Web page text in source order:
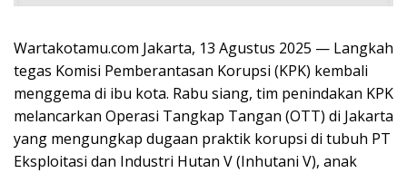
Wartakotamu.com Jakarta, 13 Agustus 2025 — Langkah
tegas Komisi Pemberantasan Korupsi (KPK) kembali
menggema di ibu kota. Rabu siang, tim penindakan KPK
melancarkan Operasi Tangkap Tangan (OTT) di Jakarta
yang mengungkap dugaan praktik korupsi di tubuh PT
Eksploitasi dan Industri Hutan V (Inhutani V), anak